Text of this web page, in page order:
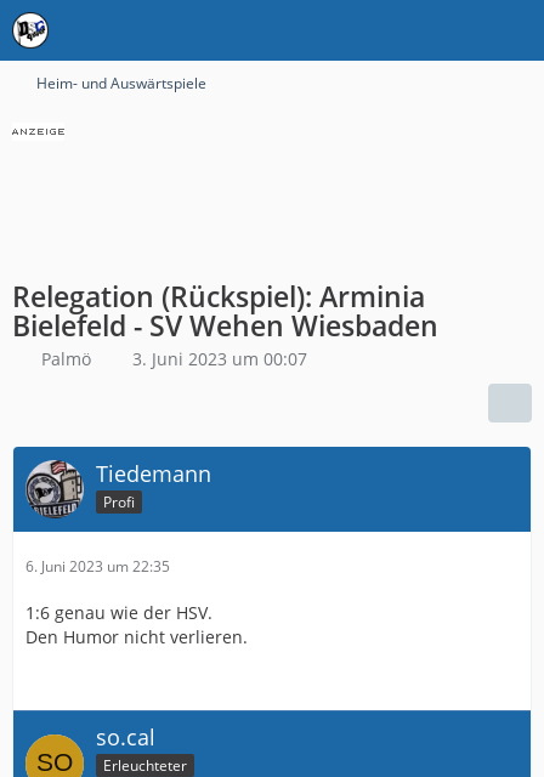
Heim- und Auswärtspiele
Relegation (Rückspiel): Arminia
Bielefeld - SV Wehen Wiesbaden
Palmö 3. Juni 2023 um 00:07
Tiedemann
Profi
6. Juni 2023 um 22:35
1:6 genau wie der HSV.
Den Humor nicht verlieren.
so.cal
Erleuchteter